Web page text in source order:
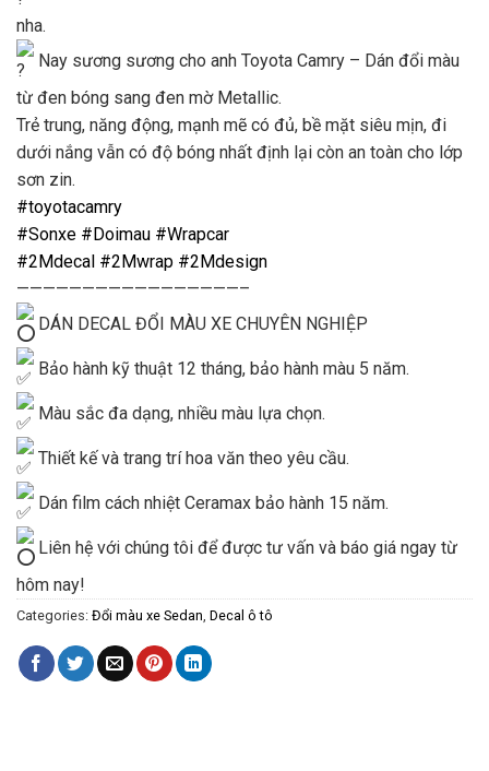
nha.
Nay sương sương cho anh Toyota Camry – Dán đổi màu
từ đen bóng sang đen mờ Metallic.
Trẻ trung, năng động, mạnh mẽ có đủ, bề mặt siêu mịn, đi
dưới nắng vẫn có độ bóng nhất định lại còn an toàn cho lớp
sơn zin.
#toyotacamry
#Sonxe #Doimau #Wrapcar
#2Mdecal #2Mwrap #2Mdesign
—————————————————–
DÁN DECAL ĐỔI MÀU XE CHUYÊN NGHIỆP
Bảo hành kỹ thuật 12 tháng, bảo hành màu 5 năm.
Màu sắc đa dạng, nhiều màu lựa chọn.
Thiết kế và trang trí hoa văn theo yêu cầu.
Dán film cách nhiệt Ceramax bảo hành 15 năm.
Liên hệ với chúng tôi để được tư vấn và báo giá ngay từ
hôm nay!
Categories: Đổi màu xe Sedan Decal ô tô